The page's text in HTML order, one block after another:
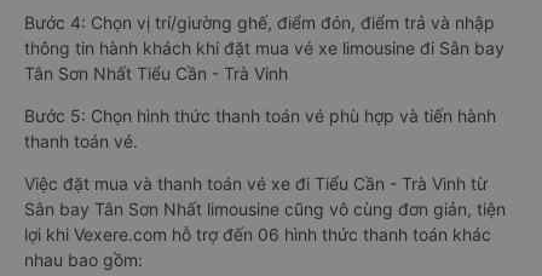
Bước 4: Chọn vị trí/giường ghế, điểm đón, điểm trả và nhập
thông tin hành khách khi đặt mua vé xe limousine đi Sân bay
Tân Sơn Nhất Tiểu Cần - Trà Vinh
Bước 5: Chọn hình thức thanh toán vé phù hợp và tiến hành
thanh toán vé.
Việc đặt mua và thanh toán vé xe đi Tiểu Cần - Trà Vinh từ
Sân bay Tân Sơn Nhất limousine cũng vô cùng đơn giản, tiện
lợi khi Vexere.com hỗ trợ đến 06 hình thức thanh toán khác
nhau bao gồm: